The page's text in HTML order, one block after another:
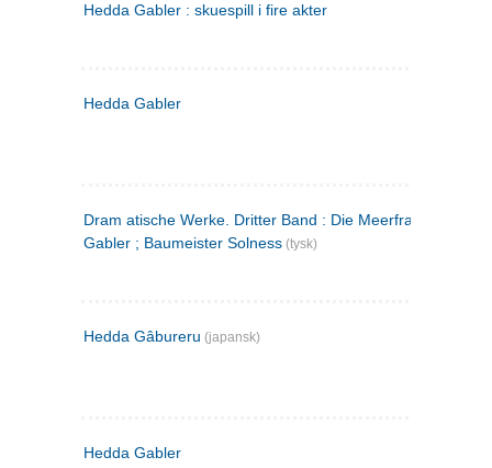
Hedda Gabler : skuespill i fire akter
Hedda Gabler
Dram atische Werke. Dritter Band : Die Meerfrau ; Hedda
Gabler ; Baumeister Solness (tysk)
Hedda Gâbureru (japansk)
Hedda Gabler